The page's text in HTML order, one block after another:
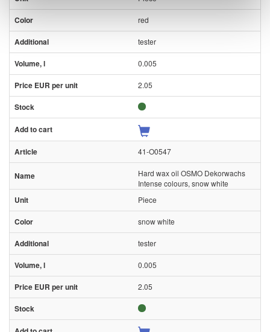
red
tester
0.005
2.05
41-O0547
Hard wax oil OSMO Dekorwachs
Intense colours, snow white
Piece
snow white
tester
0.005
2.05